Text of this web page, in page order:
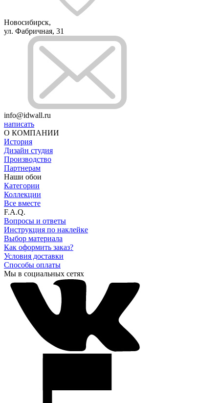
Новосибирск,
ул. Фабричная, 31
info@idwall.ru
написать
О КОМПАНИИ
История
Дизайн студия
Производство
Партнерам
Наши обои
Категории
Коллекции
Все вместе
F.A.Q.
Вопросы и ответы
Инструкция по наклейке
Выбор материала
Как оформить заказ?
Условия доставки
Способы оплаты
Мы в социальных сетях